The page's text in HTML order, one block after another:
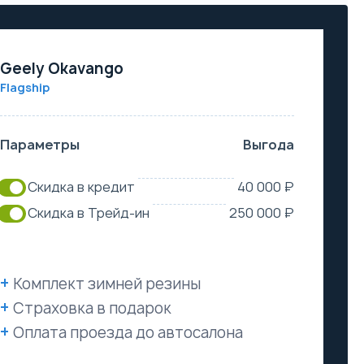
Geely Okavango
Flagship
Параметры Выгода
Скидка в кредит
40 000 ₽
Скидка в Трейд-ин
250 000 ₽
Комплект зимней резины
Страховка в подарок
Оплата проезда до автосалона